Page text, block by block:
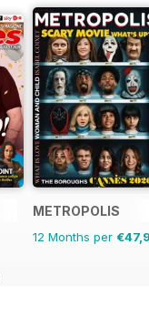
METROPOLIS
12 Months per